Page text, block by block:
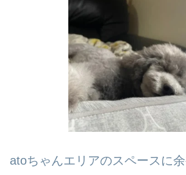
atoちゃんエリアのスペースに余